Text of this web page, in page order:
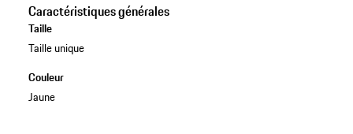
Caractéristiques générales
Taille
Taille unique
Couleur
Jaune